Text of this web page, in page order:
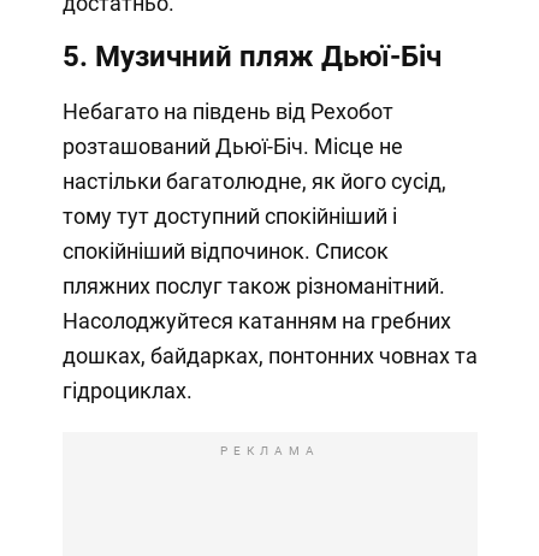
5. Музичний пляж Дьюї-Біч
Небагато на південь від Рехобот
розташований Дьюї-Біч. Місце не
настільки багатолюдне, як його сусід,
тому тут доступний спокійніший і
спокійніший відпочинок. Список
пляжних послуг також різноманітний.
Насолоджуйтеся катанням на гребних
дошках, байдарках, понтонних човнах та
гідроциклах.
РЕКЛАМА